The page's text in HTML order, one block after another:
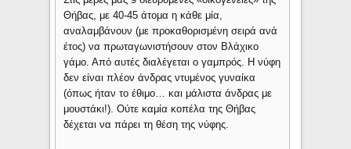
Θήβας, με 40-45 άτομα η κάθε μία,
αναλαμβάνουν (με προκαθορισμένη σειρά ανά
έτος) να πρωταγωνιστήσουν στον Βλάχικο
γάμο. Από αυτές διαλέγεται ο γαμπρός. H νύφη
δεν είναι πλέον άνδρας ντυμένος γυναίκα
(όπως ήταν το έθιμο… και μάλιστα άνδρας με
μουστάκι!). Ούτε καμία κοπέλα της Θήβας
δέχεται να πάρει τη θέση της νύφης.